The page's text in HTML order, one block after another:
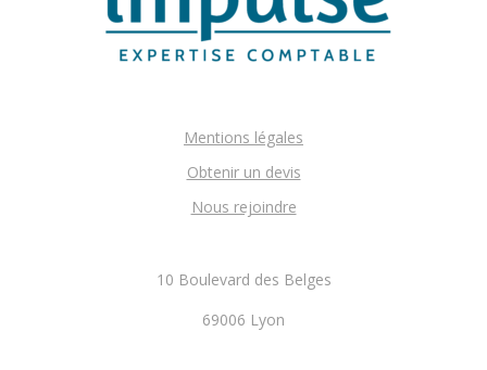
Mentions légales
Obtenir un devis
Nous rejoindre
10 Boulevard des Belges
69006 Lyon